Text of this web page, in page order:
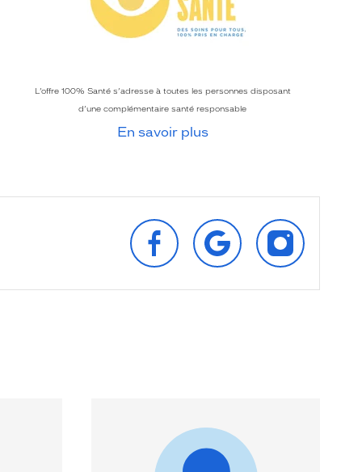
L’offre 100% Santé s’adresse à toutes les personnes disposant
d’une complémentaire santé responsable
En savoir plus
SUIVEZ‑NOUS
SUR
FACEBOOK
RETROUVEZ‑NOUS
SUR
GOOGLE
SUR
INSTAGRAM